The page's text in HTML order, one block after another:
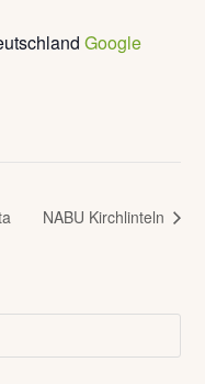
Google
NABU Kirchlinteln